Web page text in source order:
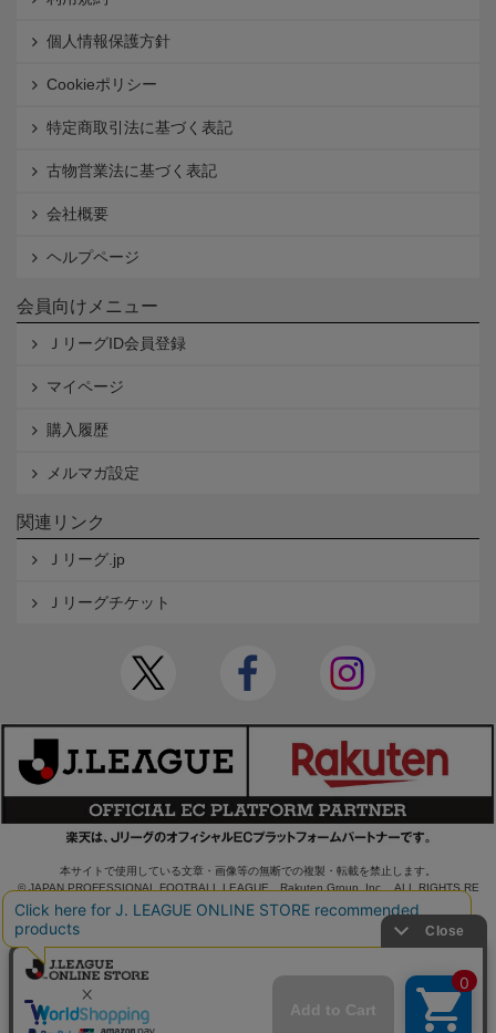
個人情報保護方針
Cookieポリシー
特定商取引法に基づく表記
古物営業法に基づく表記
会社概要
ヘルプページ
会員向けメニュー
ＪリーグID会員登録
マイページ
購入履歴
メルマガ設定
関連リンク
Ｊリーグ.jp
Ｊリーグチケット
本サイトで使用している文章・画像等の無断での複製・転載を禁止します。
© JAPAN PROFESSIONAL FOOTBALL LEAGUE Rakuten Group, Inc. ALL RIGHTS RE
SERVED.